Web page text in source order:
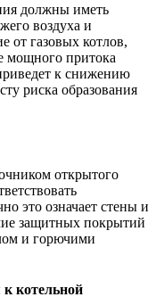
должны иметь
воздуха и
от газовых котлов,
мощного притока
к снижению
риска образования
открытого
это означает стены и
защитных покрытий
и горючими
котельной